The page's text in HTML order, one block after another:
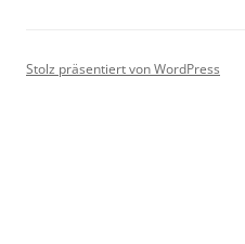
Stolz präsentiert von WordPress